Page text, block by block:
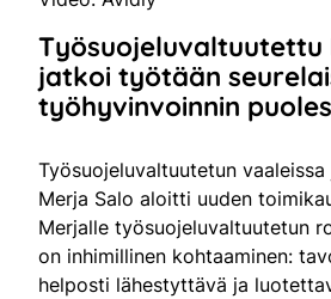
Työsuojeluvaltuutettu
jatkoi työtään
työhyvinvoinnin
Työsuojeluvaltuutetun
Merja Salo aloitti uuden
Merjalle työsuojeluvaltuutetun
on inhimillinen kohtaaminen:
helposti lähestyttävä ja